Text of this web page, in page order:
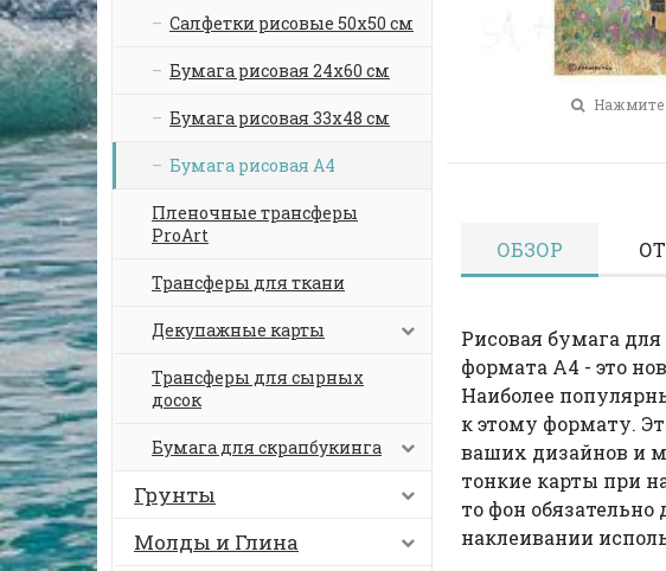
Салфетки рисовые 50х50 см
Бумага рисовая 24х60 см
Бумага рисовая 33х48 см
Бумага рисовая А4
Пленочные трансферы
ProArt
Трансферы для ткани
Декупажные карты
Трансферы для сырных
досок
Бумага для скрапбукинга
Грунты
Молды и Глина
Нажмите
ОБЗОР
Рисовая бумага
формата А4 - это
Наиболее
к этому формату.
ваших дизайнов и
тонкие карты при
то фон
наклеивании